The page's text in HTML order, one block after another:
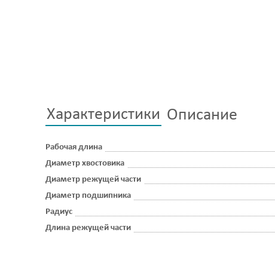
Характеристики
Рабочая длина
Диаметр хвостовика
Диаметр режущей части
Диаметр подшипника
Радиус
Длина режущей части
Описание